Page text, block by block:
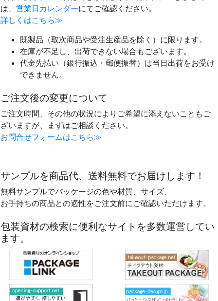
は、 営業日カレンダーにてご確認ください。
詳しくはこちら≫
既製品（取次商品や受注生産品を除く）に限ります。
在庫が不足し、出荷できない場合もございます。
代金先払い（銀行振込・郵便振替）は当日出荷をお受け
できません。
ご注文後の変更について
ご注文時間、その他の状況によりご希望に添えないこともご
ざいますが、まずはご相談ください。
お問合せフォームはこちら≫
サンプルを商品代、送料無料でお届けします！
無料サンプルでパッケージの色や材質、サイズ、
お手持ちの商品との適性をご注文前にご確認いただけます。
包装資材の検索に便利なサイトを多数運営してい
ます。